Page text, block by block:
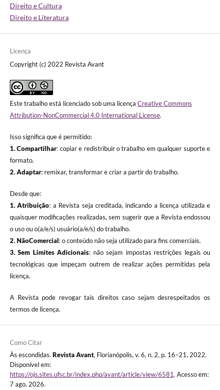
Direito e Cultura
Direito e Literatura
Licença
Copyright (c) 2022 Revista Avant
Este trabalho está licenciado sob uma licença Creative Commons
Attribution-NonCommercial 4.0 International License.
Isso significa que é permitido:
1. Compartilhar: copiar e redistribuir o trabalho em qualquer suporte e
formato.
2. Adaptar: remixar, transformar e criar a partir do trabalho.
Desde que:
1. Atribuição: a Revista seja creditada, indicando a licença utilizada e
quaisquer modificações realizadas, sem sugerir que a Revista endossou
o uso ou o(a/e/s) usuário(a/e/s) do trabalho.
2. NãoComercial: o conteúdo não seja utilizado para fins comerciais.
3.Sem Limites Adicionais: não sejam impostas restrições legais ou
tecnológicas que impeçam outrem de realizar ações permitidas pela
licença.
A Revista pode revogar tais direitos caso sejam desrespeitados os
termos de licença.
Como Citar
Às escondidas. Revista Avant, Florianópolis, v. 6, n. 2, p. 16–21, 2022.
Disponível em:
https://ojs.sites.ufsc.br/index.php/avant/article/view/6581. Acesso em:
7 ago. 2026.